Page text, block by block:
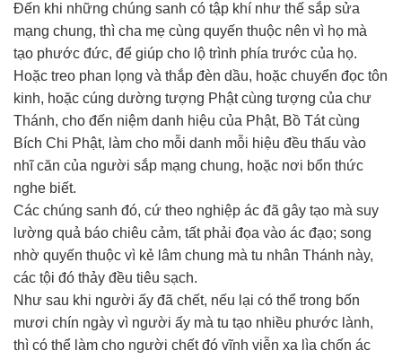
Đến khi những chúng sanh có tập khí như thế sắp sửa
mạng chung, thì cha mẹ cùng quyến thuộc nên vì họ mà
tạo phước đức, để giúp cho lộ trình phía trước của họ.
Hoặc treo phan lọng và thắp đèn dầu, hoặc chuyển đọc tôn
kinh, hoặc cúng dường tượng Phật cùng tượng của chư
Thánh, cho đến niệm danh hiệu của Phật, Bồ Tát cùng
Bích Chi Phật, làm cho mỗi danh mỗi hiệu đều thấu vào
nhĩ căn của người sắp mạng chung, hoặc nơi bổn thức
nghe biết.
Các chúng sanh đó, cứ theo nghiệp ác đã gây tạo mà suy
lường quả báo chiêu cảm, tất phải đọa vào ác đạo; song
nhờ quyến thuộc vì kẻ lâm chung mà tu nhân Thánh này,
các tội đó thảy đều tiêu sạch.
Như sau khi người ấy đã chết, nếu lại có thể trong bốn
mươi chín ngày vì người ấy mà tu tạo nhiều phước lành,
thì có thể làm cho người chết đó vĩnh viễn xa lìa chốn ác